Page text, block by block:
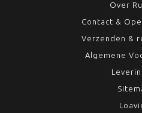
Over
Contact &
Verzenden &
Algemene